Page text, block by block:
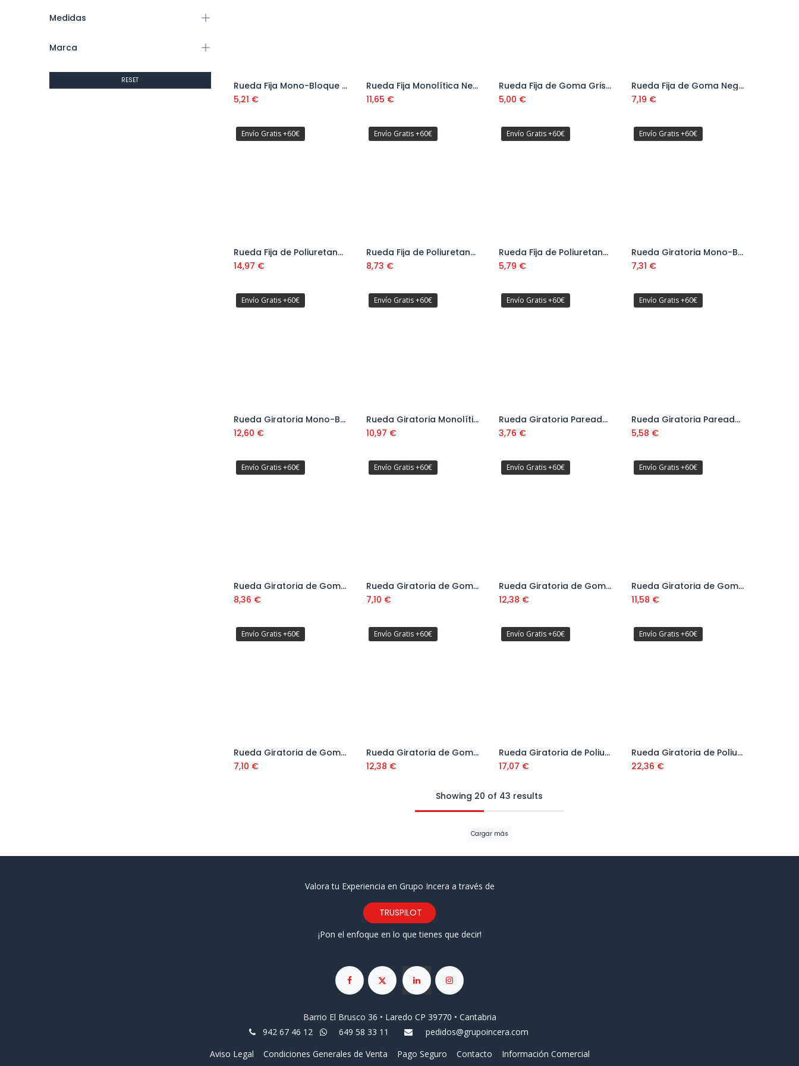
Medidas
Marca
RESET
Añadir al carrito
Rueda Fija Mono-Bloque Blanca Serie 68
5,21 €
Añadir al carrito
Rueda Fija Monolítica Negra Resistente a Temperatura 100x35 mm Serie 67 Ref: 677402
11,65 €
Añadir al carrito
Rueda Fija de Goma Gris Anti-Huella con Cojinete Serie 71
5,00 €
Añadir al carrito
Rueda Fija de Goma Negra Estandar 125 mm Serie 53 Ref: 535703
7,19 €
Envío Gratis +60€
Añadir al carrito
Rueda Fija de Poliuretano "TR" Amarilla Serie 65
14,97 €
Envío Gratis +60€
Añadir al carrito
Rueda Fija de Poliuretano Azul con Cojinete Serie 61
8,73 €
Envío Gratis +60€
Añadir al carrito
Rueda Fija de Poliuretano Naranja Serie 60
5,79 €
Envío Gratis +60€
Añadir al carrito
Rueda Giratoria Mono-Bloque Blanca Serie 68
7,31 €
Envío Gratis +60€
Añadir al carrito
Rueda Giratoria Mono-Bloque Blanca con Freno Serie 68
12,60 €
Envío Gratis +60€
Añadir al carrito
Rueda Giratoria Monolítica Negra Resistente a Temperatura Serie 67
10,97 €
Envío Gratis +60€
Añadir al carrito
Rueda Giratoria Pareada de Poliamida Gris Serie 34
3,76 €
Envío Gratis +60€
Añadir al carrito
Rueda Giratoria Pareada de Poliamida Gris con Freno Serie 34
5,58 €
Envío Gratis +60€
Añadir al carrito
Rueda Giratoria de Goma Gris Anti-Huella 80x24 mm Serie 37 Ref: 374103
8,36 €
Envío Gratis +60€
Añadir al carrito
Rueda Giratoria de Goma Gris Anti-Huella con Cojinete Serie 71
7,10 €
Envío Gratis +60€
Rueda Giratoria de Goma Gris Anti-Huella con Cojinete y Freno Serie 71
12,38 €
Envío Gratis +60€
Añadir al carrito
Rueda Giratoria de Goma Gris Anti-Huella con Freno 80x24 mm Serie 37 Ref: 378103
11,58 €
Envío Gratis +60€
Añadir al carrito
Rueda Giratoria de Goma Negra Estandar Serie 53
7,10 €
Envío Gratis +60€
Añadir al carrito
Rueda Giratoria de Goma Negra Estandar con Freno Serie 53
12,38 €
Envío Gratis +60€
Añadir al carrito
Rueda Giratoria de Poliuretano "TR" Amarilla Serie 65
17,07 €
Envío Gratis +60€
Añadir al carrito
Rueda Giratoria de Poliuretano "TR" Amarilla con Freno Serie 65
22,36 €
Showing 20 of 43 results
Cargar más
Valora tu Experiencia en Grupo Incera a través de
TRUSPILOT
¡Pon el enfoque en lo que tienes que decir!
Barrio El Brusco 36 • Laredo CP 39770 • Cantabria
942 67 46 12
649 58 33 11
pedidos@grupoincera.com
Aviso Legal
Condiciones Generales de Venta Pago Seguro Contacto Información Comercial